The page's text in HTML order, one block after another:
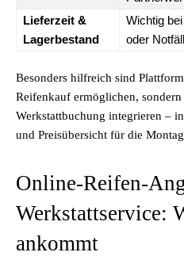
Lieferzeit &
Lagerbestand
Wichtig
oder
Besonders hilfreich sind
Reifenkauf ermöglichen, sondern
Werkstattbuchung integrieren –
und Preisübersicht für die
Online-Reifen-
Werkstattservice:
ankommt